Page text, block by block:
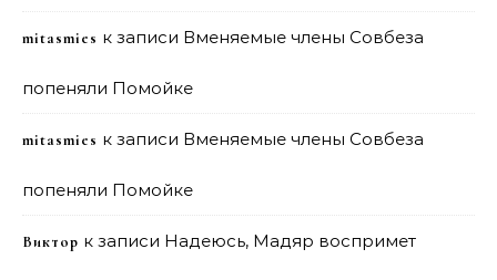
mitasmies к записи Вменяемые члены Совбеза
попеняли Помойке
mitasmies к записи Вменяемые члены Совбеза
попеняли Помойке
Виктор к записи Надеюсь, Мадяр воспримет